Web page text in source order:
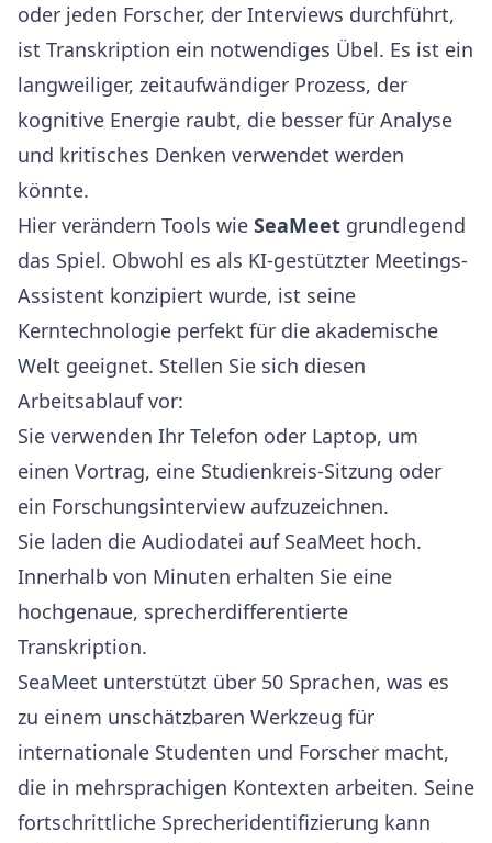
oder jeden Forscher, der Interviews durchführt,
ist Transkription ein notwendiges Übel. Es ist ein
langweiliger, zeitaufwändiger Prozess, der
kognitive Energie raubt, die besser für Analyse
und kritisches Denken verwendet werden
könnte.
Hier verändern Tools wie SeaMeet grundlegend
das Spiel. Obwohl es als KI-gestützter Meetings-
Assistent konzipiert wurde, ist seine
Kerntechnologie perfekt für die akademische
Welt geeignet. Stellen Sie sich diesen
Arbeitsablauf vor:
Sie verwenden Ihr Telefon oder Laptop, um
einen Vortrag, eine Studienkreis-Sitzung oder
ein Forschungsinterview aufzuzeichnen.
Sie laden die Audiodatei auf SeaMeet hoch.
Innerhalb von Minuten erhalten Sie eine
hochgenaue, sprecherdifferentierte
Transkription.
SeaMeet unterstützt über 50 Sprachen, was es
zu einem unschätzbaren Werkzeug für
internationale Studenten und Forscher macht,
die in mehrsprachigen Kontexten arbeiten. Seine
fortschrittliche Sprecheridentifizierung kann